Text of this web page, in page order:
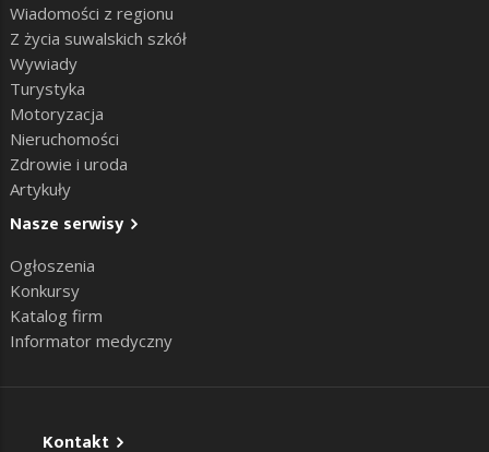
Wiadomości z regionu
Z życia suwalskich szkół
Wywiady
Turystyka
Motoryzacja
Nieruchomości
Zdrowie i uroda
Artykuły
Nasze serwisy
Ogłoszenia
Konkursy
Katalog firm
Informator medyczny
Kontakt